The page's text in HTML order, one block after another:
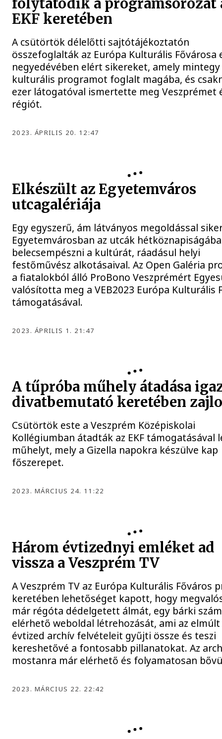
folytatódik a programsorozat
EKF keretében
A csütörtök délelőtti sajtótájékoztatón
összefoglalták az Európa Kulturális Fővárosa
negyedévében elért sikereket, amely mintegy
kulturális programot foglalt magába, és
ezer látogatóval ismertette meg Veszprémet
régiót.
2023. ÁPRILIS 20. 12:47
Elkészült az Egyetemváros
utcagalériája
Egy egyszerű, ám látványos megoldással
Egyetemvárosban az utcák hétköznapiságába
belecsempészni a kultúrát, ráadásul helyi
festőművész alkotásaival. Az Open Galéria
a fiatalokból álló ProBono Veszprémért
valósította meg a VEB2023 Európa Kulturális
támogatásával.
2023. ÁPRILIS 1. 21:47
A tűpróba műhely átadása
divatbemutató keretében
Csütörtök este a Veszprém Középiskolai
Kollégiumban átadták az EKF támogatásával
műhelyt, mely a Gizella napokra készülve kap
főszerepet.
2023. MÁRCIUS 24. 11:22
Három évtizednyi emléket ad
vissza a Veszprém TV
A Veszprém TV az Európa Kulturális Főváros
keretében lehetőséget kapott, hogy
már régóta dédelgetett álmát, egy bárki
elérhető weboldal létrehozását, ami az
évtized archív felvételeit gyűjti össze és teszi
kereshetővé a fontosabb pillanatokat. Az
mostanra már elérhető és folyamatosan
2023. MÁRCIUS 22. 22:42